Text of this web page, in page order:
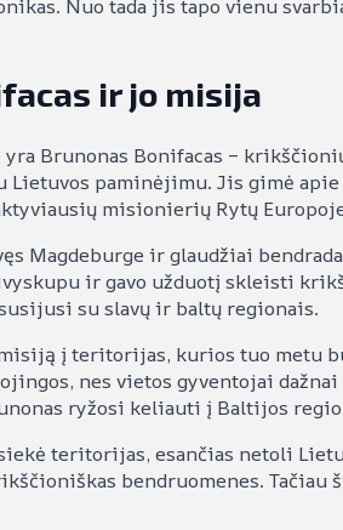
Nuo tada jis tapo vienu
ir jo misija
Brunonas Bonifacas –
paminėjimu. Jis gimė apie
misionierių Rytų
Magdeburge ir glaudžiai
ir gavo užduotį skleisti
su slavų ir baltų regionais.
į teritorijas, kurios tuo metu
nes vietos gyventojai
ryžosi keliauti į Baltijos
teritorijas, esančias netoli
bendruomenes. Tačiau